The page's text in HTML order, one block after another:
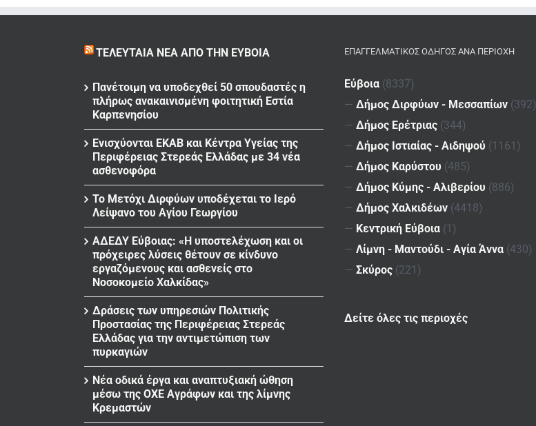
ΤΕΛΕΥΤΑΊΑ ΝΈΑ ΑΠΌ ΤΗΝ ΕΎΒΟΙΑ
Πανέτοιμη να υποδεχθεί 50 σπουδαστές η
πλήρως ανακαινισμένη φοιτητική Εστία
Καρπενησίου
Ενισχύονται ΕΚΑΒ και Κέντρα Υγείας της
Περιφέρειας Στερεάς Ελλάδας με 34 νέα
ασθενοφόρα
Το Μετόχι Διρφύων υποδέχεται το Ιερό
Λείψανο του Αγίου Γεωργίου
ΑΔΕΔΥ Εύβοιας: «Η υποστελέχωση και οι
πρόχειρες λύσεις θέτουν σε κίνδυνο
εργαζόμενους και ασθενείς στο
Νοσοκομείο Χαλκίδας»
Δράσεις των υπηρεσιών Πολιτικής
Προστασίας της Περιφέρειας Στερεάς
Ελλάδας για την αντιμετώπιση των
πυρκαγιών
Νέα οδικά έργα και αναπτυξιακή ώθηση
μέσω της ΟΧΕ Αγράφων και της λίμνης
Κρεμαστών
ΕΠΑΓΓΕΛΜΑΤΙΚΌΣ ΟΔΗΓΌΣ ΑΝΆ ΠΕΡΙΟΧΉ
Εύβοια (8337)
— Δήμος Διρφύων - Μεσσαπίων (392)
— Δήμος Ερέτριας (344)
— Δήμος Ιστιαίας - Αιδηψού (1161)
— Δήμος Καρύστου (485)
— Δήμος Κύμης - Αλιβερίου (886)
— Δήμος Χαλκιδέων (4418)
— Κεντρική Εύβοια (1)
— Λίμνη - Μαντούδι - Αγία Άννα (430)
— Σκύρος (221)
Δείτε όλες τις περιοχές